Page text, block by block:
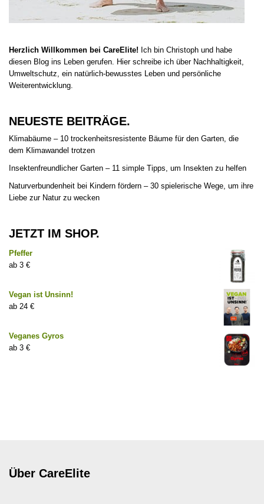
Herzlich Willkommen bei CareElite! Ich bin Christoph und habe
diesen Blog ins Leben gerufen. Hier schreibe ich über Nachhaltigkeit,
Umweltschutz, ein natürlich-bewusstes Leben und persönliche
Weiterentwicklung.
NEUESTE BEITRÄGE.
Klimabäume – 10 trockenheitsresistente Bäume für den Garten, die
dem Klimawandel trotzen
Insektenfreundlicher Garten – 11 simple Tipps, um Insekten zu helfen
Naturverbundenheit bei Kindern fördern – 30 spielerische Wege, um ihre
Liebe zur Natur zu wecken
JETZT IM SHOP.
Pfeffer
3 €
Vegan ist Unsinn!
24 €
Veganes Gyros
3 €
Über CareElite